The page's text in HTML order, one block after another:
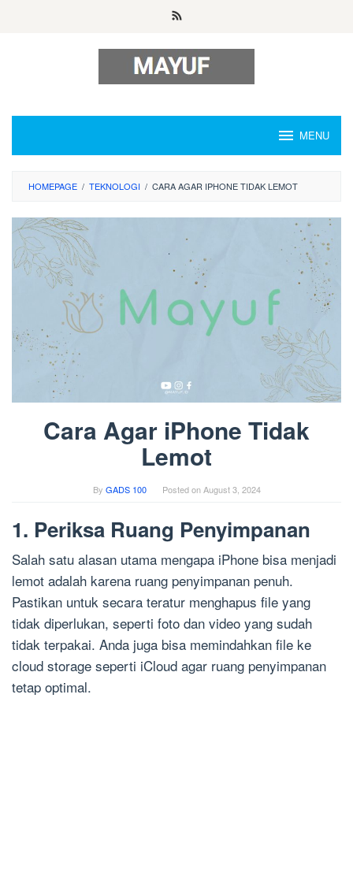
MENU
HOMEPAGE / TEKNOLOGI / CARA AGAR IPHONE TIDAK LEMOT
Cara Agar iPhone Tidak
Lemot
By GADS 100 Posted onAugust 3, 2024
1. Periksa Ruang Penyimpanan
Salah satu alasan utama mengapa iPhone bisa menjadi
lemot adalah karena ruang penyimpanan penuh.
Pastikan untuk secara teratur menghapus file yang
tidak diperlukan, seperti foto dan video yang sudah
tidak terpakai. Anda juga bisa memindahkan file ke
cloud storage seperti iCloud agar ruang penyimpanan
tetap optimal.